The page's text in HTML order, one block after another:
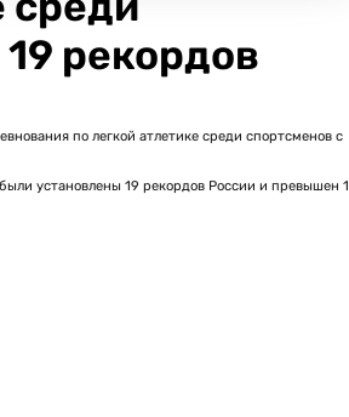
рекордов
по легкой атлетике среди спортсменов с
установлены 19 рекордов России и превышен 1